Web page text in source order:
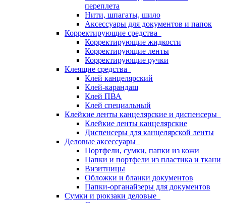
переплета
Нити, шпагаты, шило
Аксессуары для документов и папок
Корректирующие средства
Корректирующие жидкости
Корректирующие ленты
Корректирующие ручки
Клеящие средства
Клей канцелярский
Клей-карандаш
Клей ПВА
Клей специальный
Клейкие ленты канцелярские и диспенсеры
Клейкие ленты канцелярские
Диспенсеры для канцелярской ленты
Деловые аксессуары
Портфели, сумки, папки из кожи
Папки и портфели из пластика и ткани
Визитницы
Обложки и бланки документов
Папки-органайзеры для документов
Сумки и рюкзаки деловые